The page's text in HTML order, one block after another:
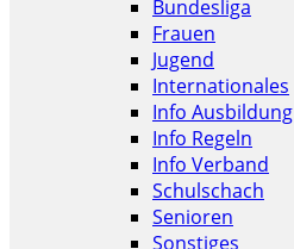
Bundesliga
Frauen
Jugend
Internationales
Info Ausbildung
Info Regeln
Info Verband
Schulschach
Senioren
Sonstiges